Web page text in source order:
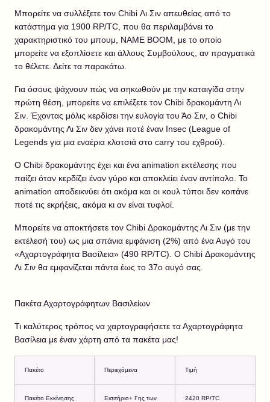
Μπορείτε να συλλέξετε τον Chibi Λι Σιν απευθείας από το
κατάστημα για 1900 RP/TC, που θα περιλαμβάνει το
χαρακτηριστικό του μπουμ, NAME BOOM, με το οποίο
μπορείτε να εξοπλίσετε και άλλους Συμβούλους, αν πραγματικά
το θέλετε. Δείτε τα παρακάτω.
Για όσους ψάχνουν πώς να σηκωθούν με την καταιγίδα στην
πρώτη θέση, μπορείτε να επιλέξετε τον Chibi δρακομάντη Λι
Σιν. Έχοντας μόλις κερδίσει την ευλογία του Άο Σιν, ο Chibi
δρακομάντης Λι Σιν δεν χάνει ποτέ έναν Insec (League of
Legends για μια εναέρια κλοτσιά στο carry του εχθρού).
Ο Chibi δρακομάντης έχει και ένα animation εκτέλεσης που
παίζει όταν κερδίζει έναν γύρο και αποκλείει έναν αντίπαλο. Το
animation αποδεικνύει ότι ακόμα και οι κουλ τύποι δεν κοιτάνε
ποτέ τις εκρήξεις, ακόμα κι αν είναι τυφλοί.
Μπορείτε να αποκτήσετε τον Chibi Δρακομάντης Λι Σιν (με την
εκτέλεσή του) ως μια σπάνια εμφάνιση (2%) από ένα Αυγό του
«Αχαρτογράφητα Βασίλεια» (490 RP/TC). Ο Chibi Δρακομάντης
Λι Σιν θα εμφανίζεται πάντα έως το 37ο αυγό σας.
Πακέτα Αχαρτογράφητων Βασιλείων
Τι καλύτερος τρόπος να χαρτογραφήσετε τα Αχαρτογράφητα
Βασίλεια με έναν χάρτη από τα πακέτα μας!
Πακέτο Περιεχόμενα Τιμή
Πακέτο Εκκίνησης
Εισιτήριο+ Γης των
2420 RP/TC